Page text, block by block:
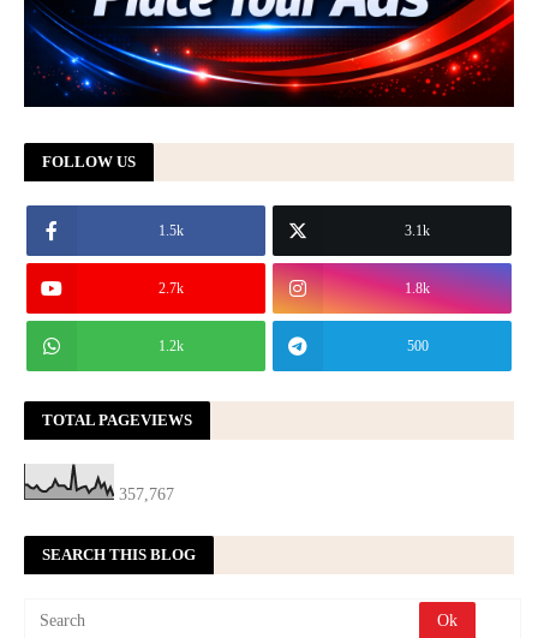
FOLLOW US
1.5k 3.1k
2.7k 1.8k
1.2k 500
TOTAL PAGEVIEWS
357,767
SEARCH THIS BLOG